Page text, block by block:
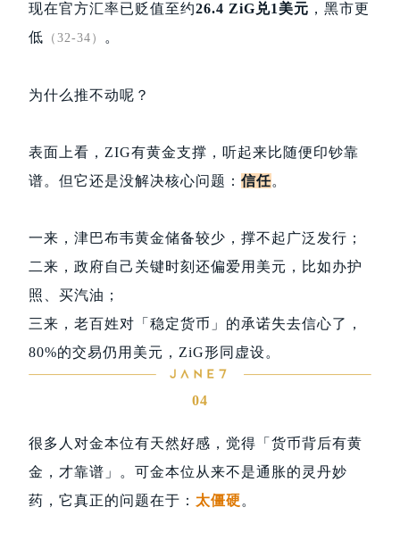
现在官方汇率已贬值至约26.4 ZiG兑1美元 ，黑市更
低 （32-34） 。
为什么推不动呢？
表面上看，ZIG有黄金支撑，听起来比随便印钞靠
谱。但它还是没解决核心问题： 信任。
一来，津巴布韦黄金储备较少，撑不起广泛发行；
二来，政府自己关键时刻还偏爱用美元，比如办护
照、买汽油；
三来，老百姓对「稳定货币 」的承诺失去信心了，
80%的交易仍用美元，ZiG形同虚设。
04
很多人对金本位有天然好感，觉得「货币背后有黄
金，才靠谱」。可金本位从来不是通胀的灵丹妙
药，它真正的问题在于： 太僵硬 。